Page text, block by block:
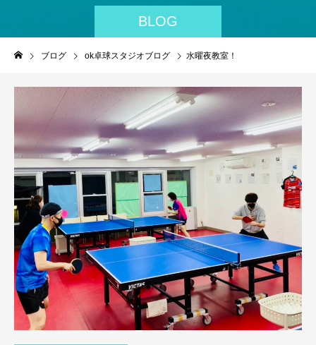
BLOG
ブログ ok卓球スタジオブログ 水曜夜教室！